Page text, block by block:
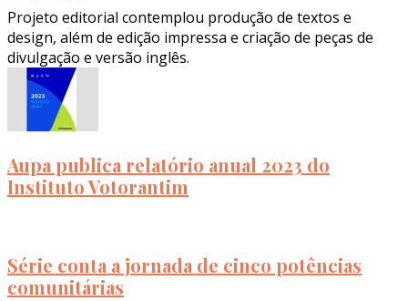
Projeto editorial contemplou produção de textos e
design, além de edição impressa e criação de peças de
divulgação e versão inglês.
Aupa publica relatório anual 2023 do
Instituto Votorantim
Série conta a jornada de cinco potências
comunitárias